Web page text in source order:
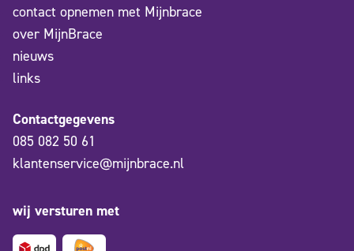
contact opnemen met Mijnbrace
over MijnBrace
nieuws
links
Contactgegevens
085 082 50 61
klantenservice@mijnbrace.nl
wij versturen met